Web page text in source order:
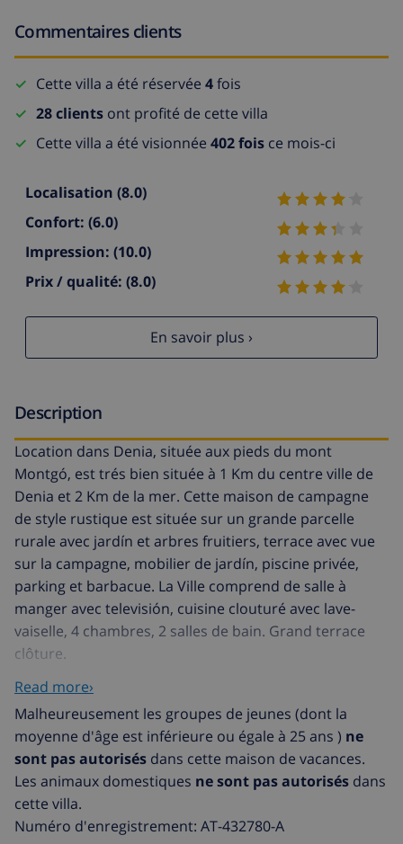
Commentaires clients
Cette villa a été réservée 4fois
28 clients ont profité de cette villa
Cette villa a été visionnée 402 fois ce mois-ci
Localisation (8.0)
Confort: (6.0)
Impression: (10.0)
Prix / qualité: (8.0)
En savoir plus ›
Description
Location dans Denia, située aux pieds du mont
Montgó, est trés bien située à 1 Km du centre ville de
Denia et 2 Km de la mer. Cette maison de campagne
de style rustique est située sur un grande parcelle
rurale avec jardín et arbres fruitiers, terrace avec vue
sur la campagne, mobilier de jardín, piscine privée,
parking et barbacue. La Ville comprend de salle à
manger avec televisión, cuisine clouturé avec lave-
vaiselle, 4 chambres, 2 salles de bain. Grand terrace
clôture.
Alicante et c´est l´endroit idéal pour découvrir cette
région de l´Espagne, tant la côte que l´intérieur des
terres, petits villages, champs d´orangers, cultures en
terrasses d´amandiers qui modèlent le paysage.
Depuis Denia vous pourrez naviguer vers Ibiza ou
découvrir les parques d´attraction de Bénidorm. Vous
connaitrez toute la beauté et l´art de vivre des bords
Read more›
Malheureusement les groupes de jeunes (dont la
moyenne d'âge est inférieure ou égale à 25 ans ) ne
sont pas autorisés dans cette maison de vacances.
Les animaux domestiques ne sont pas autorisés dans
cette villa.
Numéro d'enregistrement: AT-432780-A